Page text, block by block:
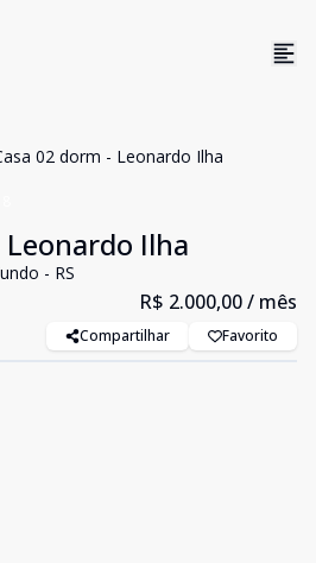
02 dorm - Leonardo Ilha
Ilha
- RS
R$ 2.000,00/ mês
Compartilhar Favorito